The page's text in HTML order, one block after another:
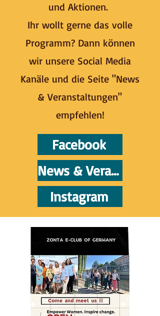
und Aktionen.
Ihr wollt gerne das volle
Programm? Dann können
wir unsere Social Media
Kanäle und die Seite "News
& Veranstaltungen"
empfehlen!
Facebook
News & Veranstaltungen
Instagram